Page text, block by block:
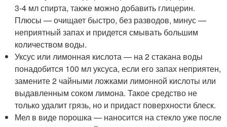
3-4 мл спирта, также можно добавить глицерин.
Плюсы — очищает быстро, без разводов, минус —
неприятный запах и придется смывать большим
количеством воды.
Уксус или лимонная кислота — на 2 стакана воды
понадобится 100 мл уксуса, если его запах неприятен,
замените 2 чайными ложками лимонной кислоты или
выдавленным соком лимона. Такое средство не
только удалит грязь, но и придаст поверхности блеск.
Мел в виде порошка — наносится на стекло уже после